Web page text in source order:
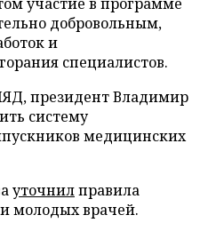
добровольным,
и
специалистов.
президент Владимир
систему
медицинских
уточнилправила
молодых врачей.